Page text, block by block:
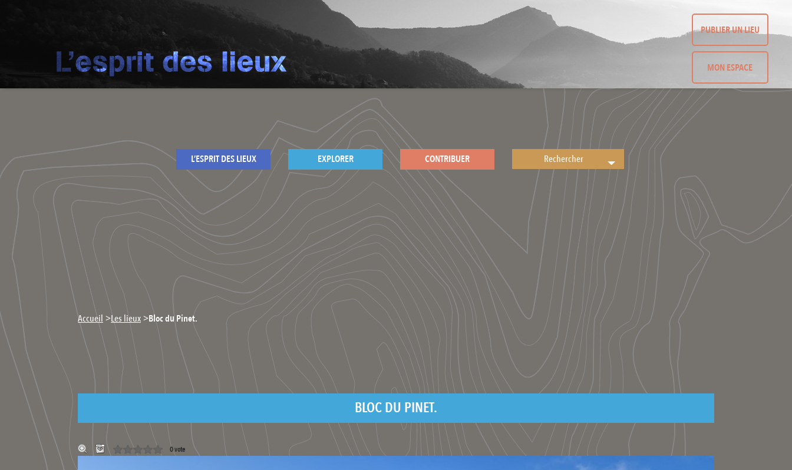
PUBLIER UN LIEU
MON ESPACE
L’ESPRIT DES LIEUX EXPLORER CONTRIBUER
Accueil >Les lieux>Bloc du Pinet.
BLOC DU PINET.
0 vote